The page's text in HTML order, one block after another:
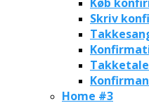
Skriv
Home #3